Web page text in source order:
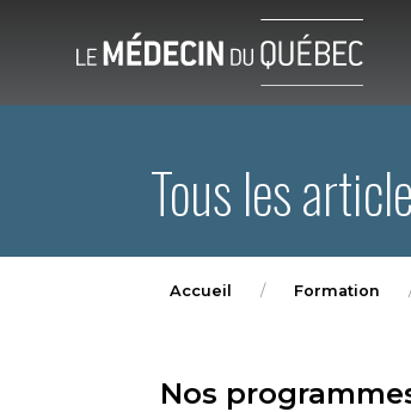
Tous les
Accueil Formation
Nos